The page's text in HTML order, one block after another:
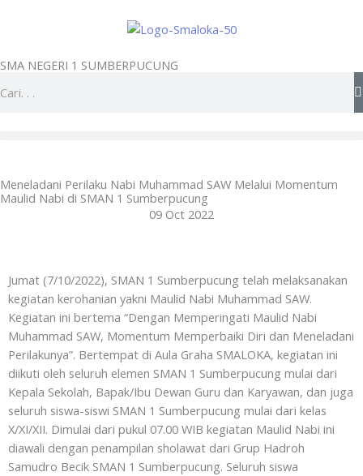
SMA NEGERI 1 SUMBERPUCUNG
Meneladani Perilaku Nabi Muhammad SAW Melalui Momentum
Maulid Nabi di SMAN 1 Sumberpucung
09 Oct 2022
Jumat (7/10/2022), SMAN 1 Sumberpucung telah melaksanakan
kegiatan kerohanian yakni Maulid Nabi Muhammad SAW.
Kegiatan ini bertema “Dengan Memperingati Maulid Nabi
Muhammad SAW, Momentum Memperbaiki Diri dan Meneladani
Perilakunya”. Bertempat di Aula Graha SMALOKA, kegiatan ini
diikuti oleh seluruh elemen SMAN 1 Sumberpucung mulai dari
Kepala Sekolah, Bapak/Ibu Dewan Guru dan Karyawan, dan juga
seluruh siswa-siswi SMAN 1 Sumberpucung mulai dari kelas
X/XI/XII. Dimulai dari pukul 07.00 WIB kegiatan Maulid Nabi ini
diawali dengan penampilan sholawat dari Grup Hadroh
Samudro Becik SMAN 1 Sumberpucung. Seluruh siswa